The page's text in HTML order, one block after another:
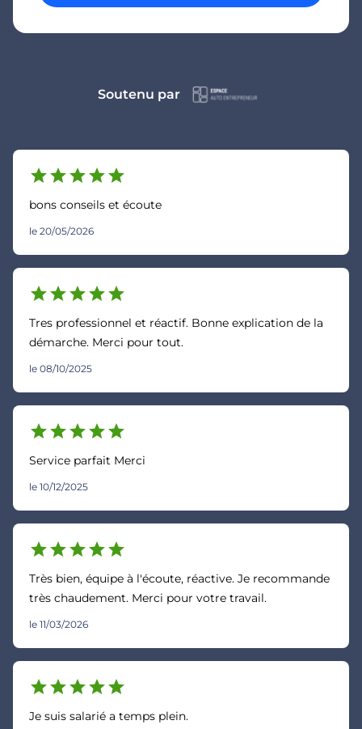
Soutenu par
starstarstarstarstar
bons conseils et écoute
le 20/05/2026
starstarstarstarstar
Tres professionnel et réactif. Bonne explication de la
démarche. Merci pour tout.
le 08/10/2025
starstarstarstarstar
Service parfait Merci
le 10/12/2025
starstarstarstarstar
Très bien, équipe à l'écoute, réactive. Je recommande
très chaudement. Merci pour votre travail.
le 11/03/2026
starstarstarstarstar
Je suis salarié a temps plein.